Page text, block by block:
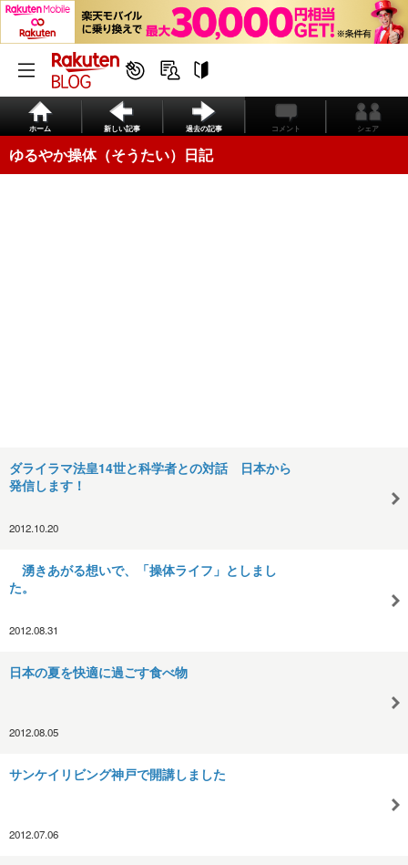
ホーム 新しい記事 過去の記事 コメント シェア
ゆるやか操体（そうたい）日記
ダライラマ法皇14世と科学者との対話 日本から
発信します！
2012.10.20
湧きあがる想いで、「操体ライフ」としまし
た。
2012.08.31
日本の夏を快適に過ごす食べ物
2012.08.05
サンケイリビング神戸で開講しました
2012.07.06